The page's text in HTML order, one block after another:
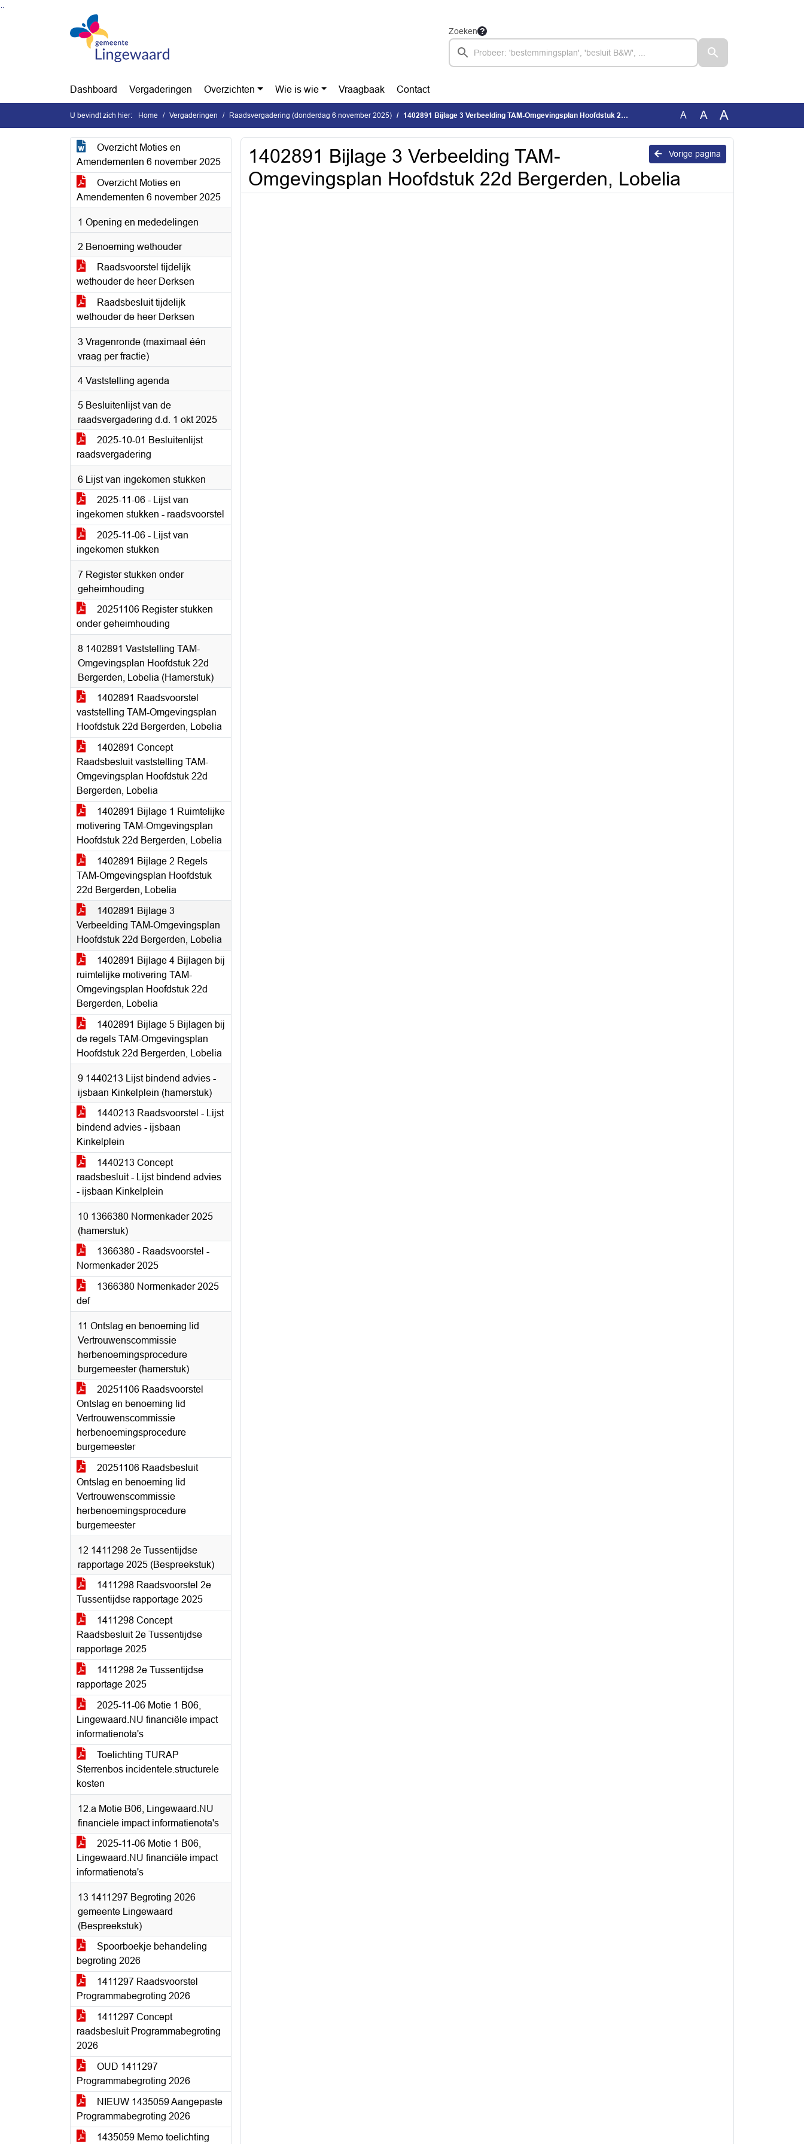
Ga naar de inhoud van deze pagina
Zoeken
Dashboard Vergaderingen Overzichten Wie is wie Vraagbaak Contact
U bevindt zich hier: Home Vergaderingen Raadsvergadering (donderdag 6 november 2025) 1402891 Bijlage 3 Verbeelding TAM-Omgevingsplan Hoofdstuk 22d Bergerden, Lobelia A A A
Overzicht Moties en
Amendementen 6 november 2025
Overzicht Moties en
Amendementen 6 november 2025
1 Opening en mededelingen
2 Benoeming wethouder
Raadsvoorstel tijdelijk
wethouder de heer Derksen
Raadsbesluit tijdelijk
wethouder de heer Derksen
3 Vragenronde (maximaal één
vraag per fractie)
4 Vaststelling agenda
5 Besluitenlijst van de
raadsvergadering d.d. 1 okt 2025
2025-10-01 Besluitenlijst
raadsvergadering
6 Lijst van ingekomen stukken
2025-11-06 - Lijst van
ingekomen stukken - raadsvoorstel
2025-11-06 - Lijst van
ingekomen stukken
7 Register stukken onder
geheimhouding
20251106 Register stukken
onder geheimhouding
8 1402891 Vaststelling TAM-
Omgevingsplan Hoofdstuk 22d
Bergerden, Lobelia (Hamerstuk)
1402891 Raadsvoorstel
vaststelling TAM-Omgevingsplan
Hoofdstuk 22d Bergerden, Lobelia
1402891 Concept
Raadsbesluit vaststelling TAM-
Omgevingsplan Hoofdstuk 22d
Bergerden, Lobelia
1402891 Bijlage 1 Ruimtelijke
motivering TAM-Omgevingsplan
Hoofdstuk 22d Bergerden, Lobelia
1402891 Bijlage 2 Regels
TAM-Omgevingsplan Hoofdstuk
22d Bergerden, Lobelia
1402891 Bijlage 3
Verbeelding TAM-Omgevingsplan
Hoofdstuk 22d Bergerden, Lobelia
1402891 Bijlage 4 Bijlagen bij
ruimtelijke motivering TAM-
Omgevingsplan Hoofdstuk 22d
Bergerden, Lobelia
1402891 Bijlage 5 Bijlagen bij
de regels TAM-Omgevingsplan
Hoofdstuk 22d Bergerden, Lobelia
9 1440213 Lijst bindend advies -
ijsbaan Kinkelplein (hamerstuk)
1440213 Raadsvoorstel - Lijst
bindend advies - ijsbaan
Kinkelplein
1440213 Concept
raadsbesluit - Lijst bindend advies
- ijsbaan Kinkelplein
10 1366380 Normenkader 2025
(hamerstuk)
1366380 - Raadsvoorstel -
Normenkader 2025
1366380 Normenkader 2025
def
11 Ontslag en benoeming lid
Vertrouwenscommissie
herbenoemingsprocedure
burgemeester (hamerstuk)
20251106 Raadsvoorstel
Ontslag en benoeming lid
Vertrouwenscommissie
herbenoemingsprocedure
burgemeester
20251106 Raadsbesluit
Ontslag en benoeming lid
Vertrouwenscommissie
herbenoemingsprocedure
burgemeester
12 1411298 2e Tussentijdse
rapportage 2025 (Bespreekstuk)
1411298 Raadsvoorstel 2e
Tussentijdse rapportage 2025
1411298 Concept
Raadsbesluit 2e Tussentijdse
rapportage 2025
1411298 2e Tussentijdse
rapportage 2025
2025-11-06 Motie 1 B06,
Lingewaard.NU financiële impact
informatienota's
Toelichting TURAP
Sterrenbos incidentele.structurele
kosten
12.a Motie B06, Lingewaard.NU
financiële impact informatienota's
2025-11-06 Motie 1 B06,
Lingewaard.NU financiële impact
informatienota's
13 1411297 Begroting 2026
gemeente Lingewaard
(Bespreekstuk)
Spoorboekje behandeling
begroting 2026
1411297 Raadsvoorstel
Programmabegroting 2026
1411297 Concept
raadsbesluit Programmabegroting
2026
OUD 1411297
Programmabegroting 2026
NIEUW 1435059 Aangepaste
Programmabegroting 2026
1435059 Memo toelichting
Vorige pagina
1402891 Bijlage 3 Verbeelding TAM-
Omgevingsplan Hoofdstuk 22d Bergerden, Lobelia